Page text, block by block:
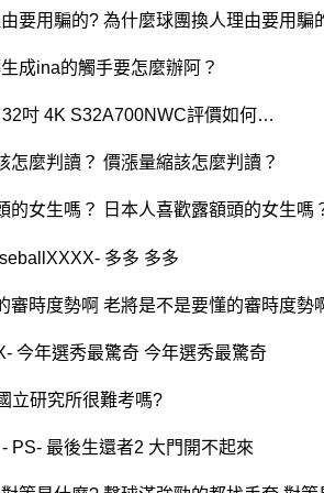
要用騙的? 為什麼球團換人理由要用騙
成ina的觸手要怎麼辦阿？
32吋 4K S32A700NWC評價如何…
怎麼判讀？ 價漲量縮該怎麼判讀？
的女生嗎？ 日本人喜歡露額頭的女生嗎
多多 多多
審時度勢啊 老將是不是要懂的審時度勢
今年選秀最驚奇 今年選秀最驚奇
立研究所很難考嗎?
PS- 最後生還者2 大門開不起來